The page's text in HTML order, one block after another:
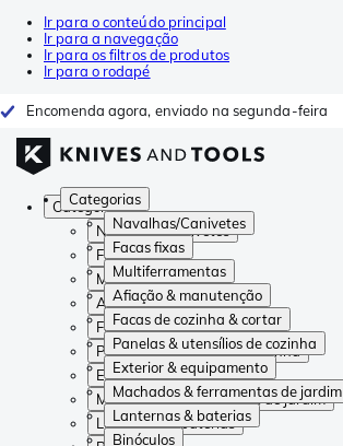
Ir para o conteúdo principal
Ir para a navegação
Ir para os filtros de produtos
Ir para o rodapé
Encomenda agora, enviado na segunda-feira
Categorias
Navalhas/Canivetes
Facas fixas
Multiferramentas
Afiação & manutenção
Facas de cozinha & cortar
Panelas & utensílios de cozinha
Exterior & equipamento
Machados & ferramentas de jardim
Lanternas & baterias
Binóculos
Categorias
Navalhas/Canivetes
Facas fixas
Multiferramentas
Afiação & manutenção
Facas de cozinha & cortar
Panelas & utensílios de cozinha
Exterior & equipamento
Machados & ferramentas de jardim
Lanternas & baterias